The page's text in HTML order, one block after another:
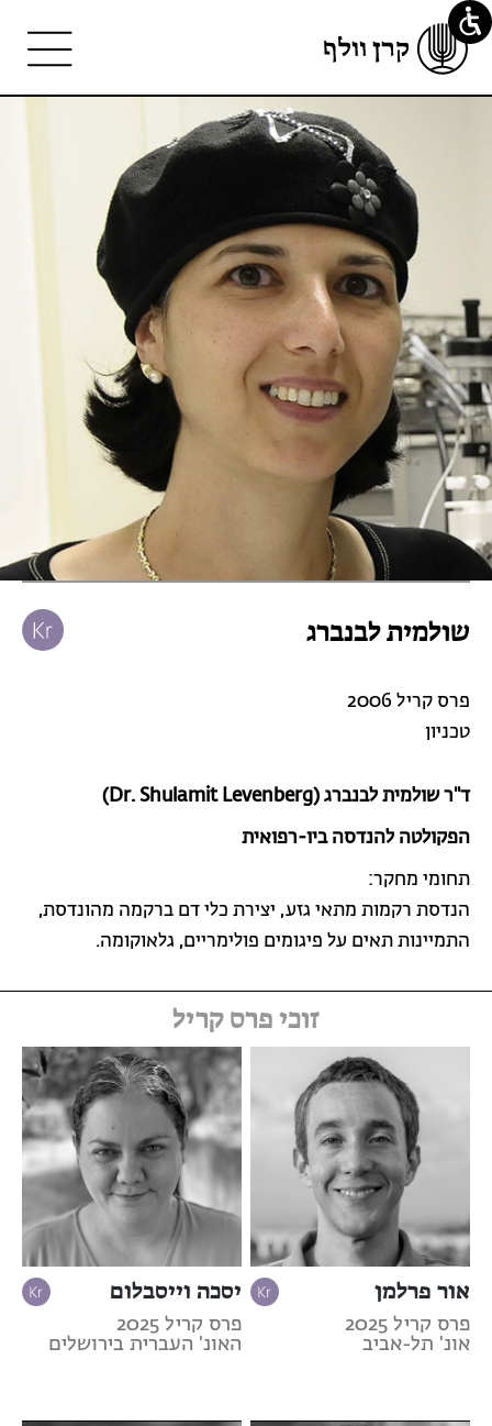
שולמית לבנברג
פרס קריל 2006
טכניון
ד"ר שולמית לבנברג (Dr. Shulamit Levenberg)
הפקולטה להנדסה ביו-רפואית
תחומי מחקר:
הנדסת רקמות מתאי גזע, יצירת כלי דם ברקמה מהונדסת,
התמיינות תאים על פיגומים פולימריים, גלאוקומה.
זוכי פרס קריל
אור פרלמן
פרס קריל 2025
אונ' תל-אביב
יסכה וייסבלום
פרס קריל 2025
האונ' העברית בירושלים